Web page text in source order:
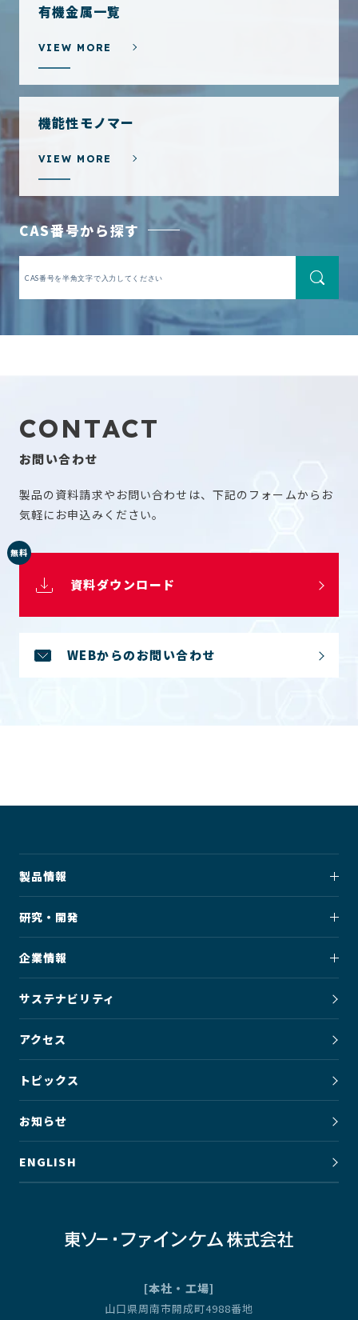
有機金属一覧
VIEW MORE
機能性モノマー
VIEW MORE
CAS番号から探す
CONTACT
お問い合わせ
製品の資料請求やお問い合わせは、下記のフォームからお
気軽にお申込みください。
資料ダウンロード
無料
WEBからのお問い合わせ
[本社・工場]
山口県周南市開成町4988番地
製品情報
研究・開発
企業情報
サステナビリティ
アクセス
トピックス
お知らせ
ENGLISH